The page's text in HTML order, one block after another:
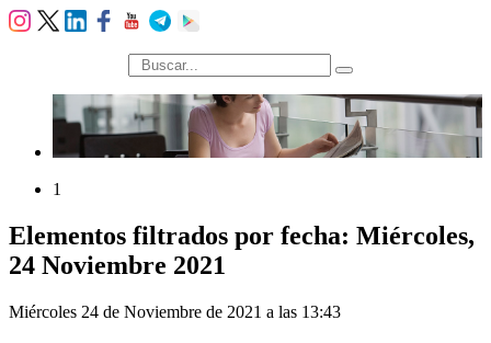
búsqueda
1
Elementos filtrados por fecha: Miércoles,
24 Noviembre 2021
Miércoles 24 de Noviembre de 2021 a las 13:43